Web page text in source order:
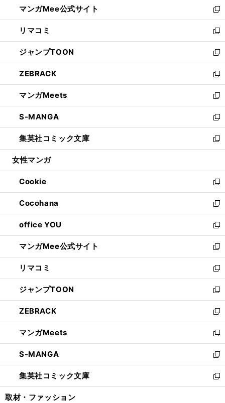
く
ド
ウ
で
開
く
ィ
ン
ド
ウ
で
開
く
い
ウ
ィ
ン
ド
ウ
で
開
く
マンガMee公式サイト
新
し
い
ウ
ィ
ン
ド
ウ
で
開
く
リマコミ
新
し
い
ウ
ィ
ン
ド
ウ
で
開
く
ジャンプTOON
新
し
い
ウ
ィ
ン
ド
ウ
で
開
ZEBRACK
新
し
い
ウ
ィ
ン
ド
ウ
開
く
マンガMeets
新
し
い
ウ
ィ
ン
ウ
で
開
く
S-MANGA
新
し
い
ウ
ン
ド
ウ
で
開
く
集英社コミック文庫
新
し
ウ
ィ
ン
ド
ウ
で
開
く
女性マンガ
Cookie
新
し
い
ウ
ィ
ン
ド
ウ
で
開
く
Cocohana
新
し
い
ウ
ィ
ン
ド
ウ
で
開
く
office YOU
新
し
い
ウ
ィ
ン
ド
ウ
で
開
く
マンガMee公式サイト
新
し
い
ウ
ィ
ン
ド
ウ
で
開
く
リマコミ
新
し
い
ウ
ィ
ン
ド
ウ
で
開
く
ジャンプTOON
新
し
い
ウ
ィ
ン
ド
ウ
で
開
ZEBRACK
新
し
い
ウ
ィ
ン
ド
ウ
マンガMeets
新
し
い
ウ
ィ
ン
S-MANGA
新
し
い
ウ
集英社コミック文庫
新
し
取材・ファッション